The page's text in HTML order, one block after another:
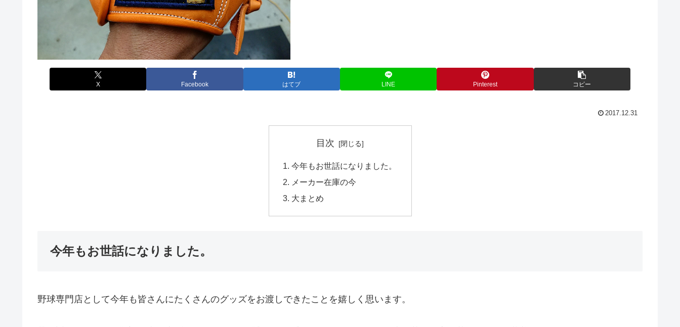
X Facebook はてブ LINE Pinterest コピー
2017.12.31
目次
今年もお世話になりました。
メーカー在庫の今
大まとめ
今年もお世話になりました。
野球専門店として今年も皆さんにたくさんのグッズをお渡しできたことを嬉しく思います。